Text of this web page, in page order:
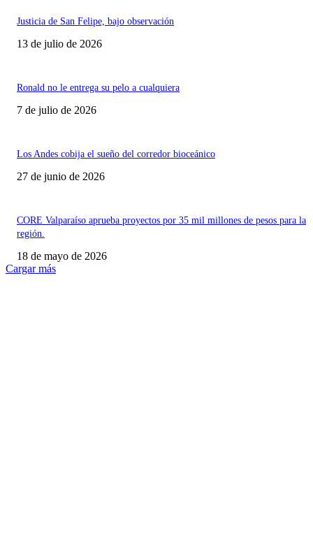
Justicia de San Felipe, bajo observación
13 de julio de 2026
Ronald no le entrega su pelo a cualquiera
7 de julio de 2026
Los Andes cobija el sueño del corredor bioceánico
27 de junio de 2026
CORE Valparaíso aprueba proyectos por 35 mil millones de pesos para la
región.
18 de mayo de 2026
Cargar más